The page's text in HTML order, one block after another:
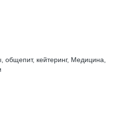
общепит, кейтеринг, Медицина,